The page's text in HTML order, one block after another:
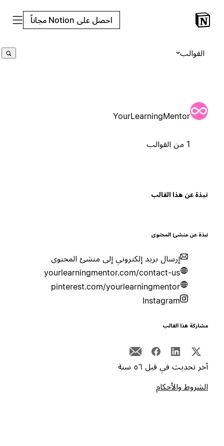
احصل على Notion مجاناً
القوالب
YourLearningMentor
عن هذا القالب
عن منشئ المحتوى
إرسال بريد إلكتروني إلى منشئ المحتوى
yourlearningmentor.com/contact-us
pinterest.com/yourlearningmentor
Instagram
هذا القالب
تحديث في قبل ٥٦ سنة
والأحكام